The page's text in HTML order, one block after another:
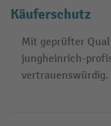
Käuferschutz
Mit geprüfter
jungheinrich-
vertrauenswürdig.